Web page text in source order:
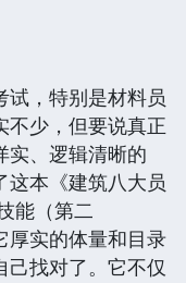
试，特别是材料员
不少，但要说真正
实、逻辑清晰的
这本《建筑八大员
能（第二
厚实的体量和目录
己找对了。它不仅